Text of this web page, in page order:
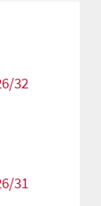
32
31